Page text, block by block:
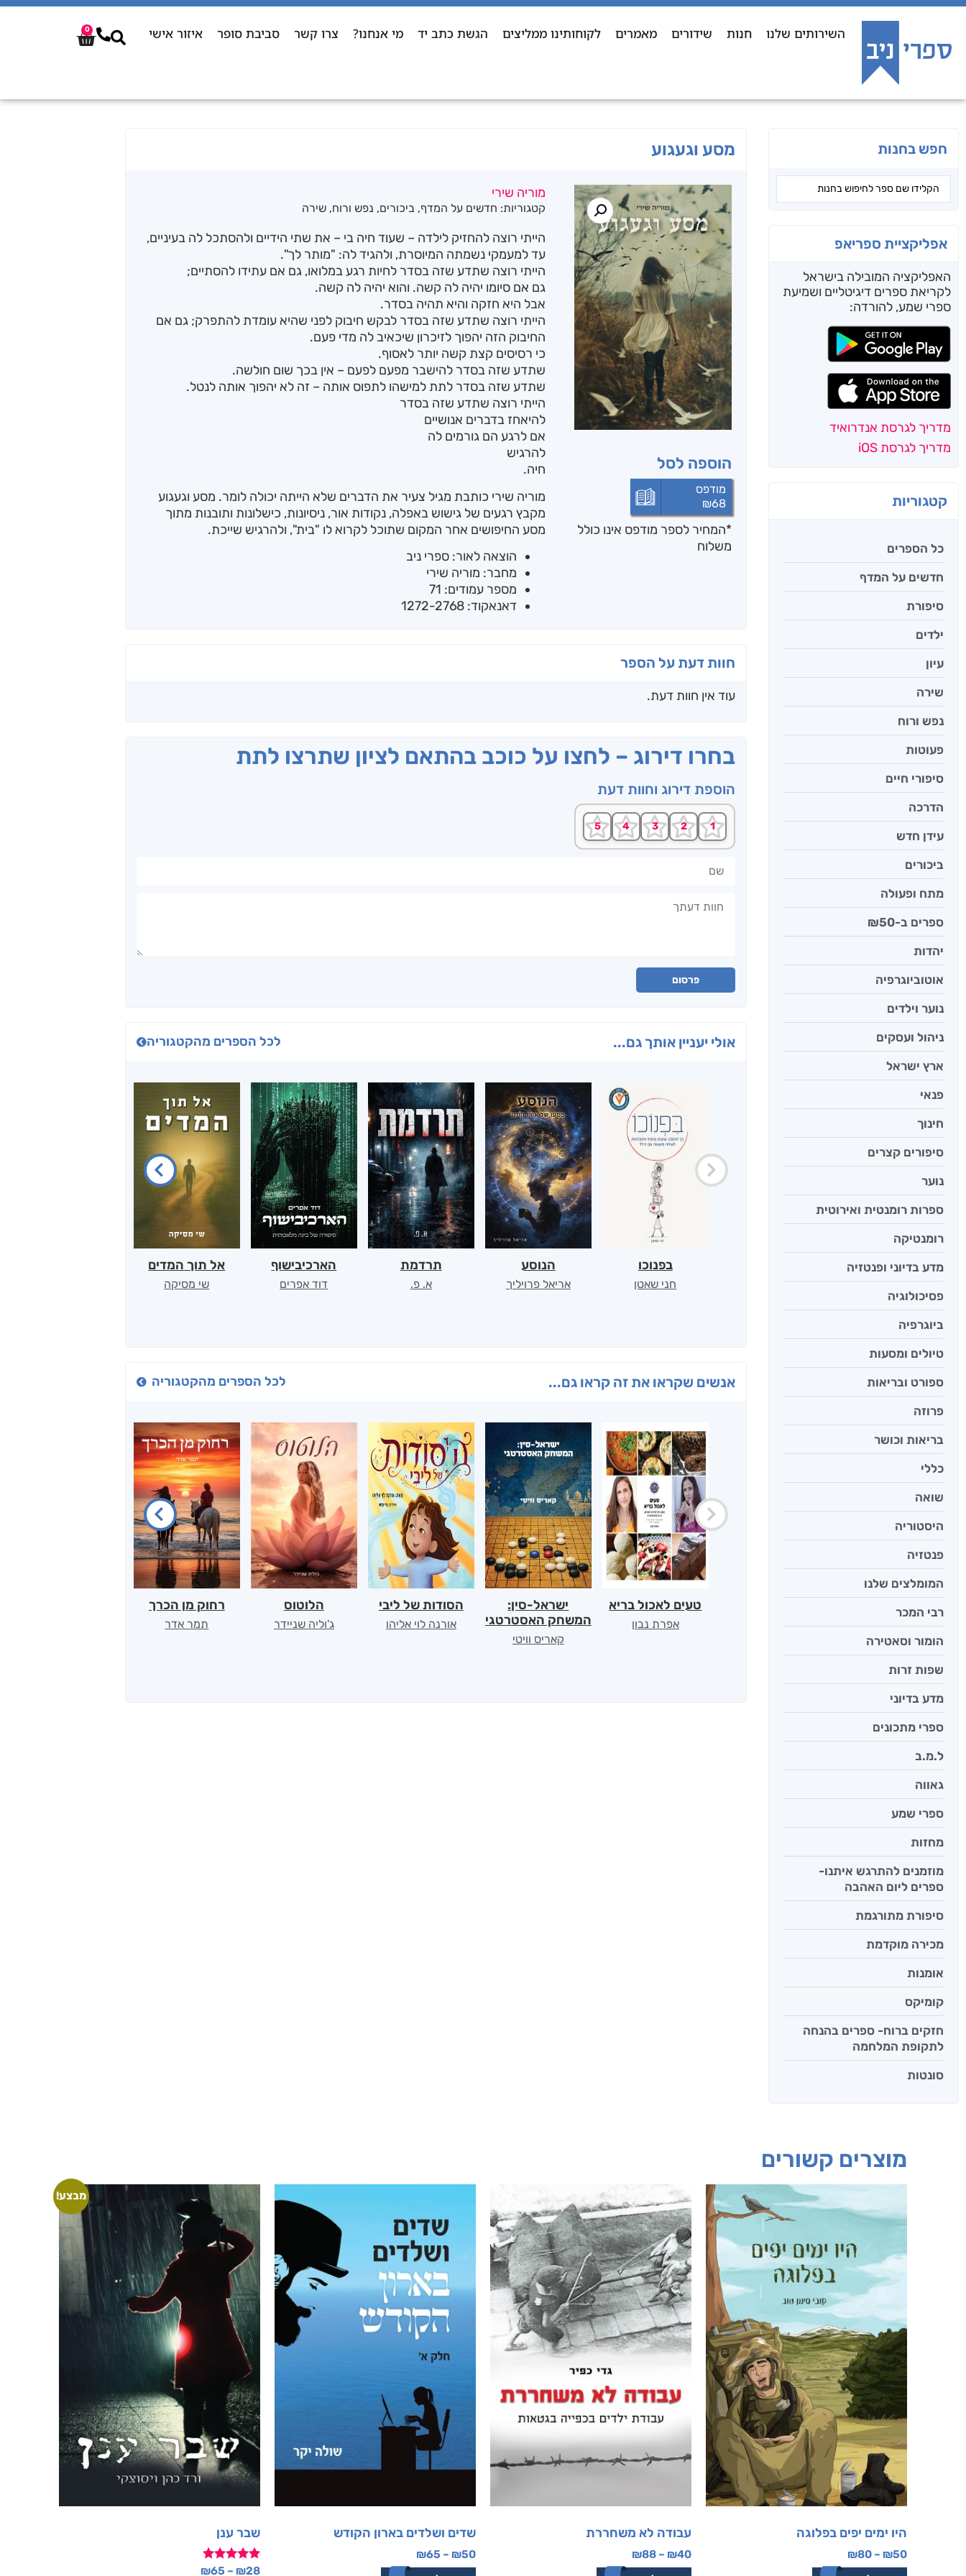
השירותים שלנו חנות שידורים מאמרים לקוחותינו ממליצים הגשת כתב יד מי אנחנו? צרו קשר סביבת סופר איזור אישי 0
חפש בחנות
אפליקציית ספריאפ
האפליקציה המובילה בישראל
לקריאת ספרים דיגיטליים ושמיעת
ספרי שמע, להורדה:
מדריך לגרסת אנדרואיד
מדריך לגרסת iOS
קטגוריות
כל הספרים
חדשים על המדף
סיפורת
ילדים
עיון
שירה
נפש ורוח
פעוטות
סיפורי חיים
הדרכה
עידן חדש
ביכורים
מתח ופעולה
ספרים ב-₪50
יהדות
אוטוביוגרפיה
נוער וילדים
ניהול ועסקים
ארץ ישראל
פנאי
חינוך
סיפורים קצרים
נוער
ספרות רומנטית ואירוטית
רומנטיקה
מדע בדיוני ופנטזיה
פסיכולוגיה
ביוגרפיה
טיולים ומסעות
ספורט ובריאות
פרוזה
בריאות וכושר
כללי
שואה
היסטוריה
פנטזיה
המומלצים שלנו
רבי המכר
הומור וסאטירה
שפות זרות
מדע בדיוני
ספרי מתכונים
ל.מ.ב
גאווה
ספרי שמע
מחזות
מוזמנים להתרגש איתנו-
ספרים ליום האהבה
סיפורת מתורגמת
מכירה מוקדמת
אומנות
קומיקס
חזקים ברוח- ספרים בהנחה
לתקופת המלחמה
סונטות
מסע וגעגוע
הוספה לסל
מודפס
₪68
*המחיר לספר מודפס אינו כולל
משלוח
מוריה שירי
קטגוריות: חדשים על המדף, ביכורים, נפש ורוח, שירה
הייתי רוצה להחזיק לילדה – שעוד חיה בי – את שתי הידיים ולהסתכל לה בעיניים,
עד למעמקי נשמתה המיוסרת, ולהגיד לה: "מותר לך".
הייתי רוצה שתדע שזה בסדר לחיות רגע במלואו, גם אם עתידו להסתיים;
גם אם סיומו יהיה לה קשה. והוא יהיה לה קשה.
אבל היא חזקה והיא תהיה בסדר.
הייתי רוצה שתדע שזה בסדר לבקש חיבוק לפני שהיא עומדת להתפרק; גם אם
החיבוק הזה יהפוך לזיכרון שיכאיב לה מדי פעם.
כי רסיסים קצת קשה יותר לאסוף.
שתדע שזה בסדר להישבר מפעם לפעם – אין בכך שום חולשה.
שתדע שזה בסדר לתת למישהו לתפוס אותה – זה לא יהפוך אותה לנטל.
הייתי רוצה שתדע שזה בסדר
להיאחז בדברים אנושיים
אם לרגע הם גורמים לה
להרגיש
חיה.
מוריה שירי כותבת מגיל צעיר את הדברים שלא הייתה יכולה לומר. מסע וגעגוע
מקבץ רגעים של גישוש באפלה, נקודות אור, ניסיונות, כישלונות ותובנות מתוך
מסע החיפושים אחר המקום שתוכל לקרוא לו "בית", ולהרגיש שייכת.
הוצאה לאור: ספרי ניב
מחבר: מוריה שירי
מספר עמודים: 71
דאנאקוד: 1272-2768
חוות דעת על הספר
עוד אין חוות דעת.
בחרו דירוג – לחצו על כוכב בהתאם לציון שתרצו לתת
הוספת דירוג וחוות דעת
פרסום
אולי יעניין אותך גם... לכל הספרים מהקטגוריה
בפנוכו
חני שאטן
הנוסע
אריאל פרויליך
תרדמת
א. פ.
הארכיבישוף
דוד אפרים
אל תוך המדים
שי מסיקה
אנשים שקראו את זה קראו גם... לכל הספרים מהקטגוריה
טעים לאכול בריא
אפרת נבון
ישראל-סין:
המשחק האסטרטגי
קאריס וויטי
הסודות של ליבי
אורנה לוי אליהו
הלוטוס
ג'וליה שניידר
רחוק מן הכרך
תמר אדר
מוצרים קשורים
היו ימים יפים בפלוגה
₪50
–
₪80
עבודה לא משחררת
₪40
–
₪88
שדים ושלדים בארון הקודש
₪50
–
₪65
מבצע!
שבר ענן
דורג₪28
–
₪65